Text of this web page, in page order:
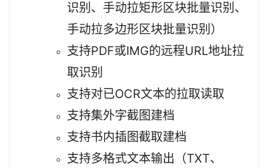
识别、手动拉矩形区块批量识别、
手动拉多边形区块批量识别）
支持PDF或IMG的远程URL地址拉
取识别
支持对已OCR文本的拉取读取
支持集外字截图建档
支持书内插图截取建档
支持多格式文本输出（TXT、